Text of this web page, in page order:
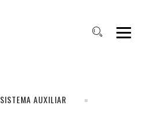
SISTEMA AUXILIAR